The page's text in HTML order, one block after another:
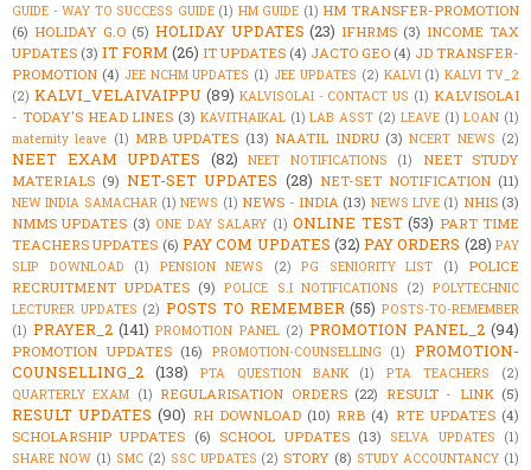
GUIDE - WAY TO SUCCESS GUIDE (1) HM GUIDE (1) HM TRANSFER-PROMOTION
(6) HOLIDAY G.O (5) HOLIDAY UPDATES (23) IFHRMS (3) INCOME TAX
UPDATES (3) IT FORM (26) IT UPDATES (4) JACTO GEO (4) JD TRANSFER-
PROMOTION (4) JEE NCHM UPDATES (1) JEE UPDATES (2) KALVI (1) KALVI TV_2
(2) KALVI_VELAIVAIPPU (89) KALVISOLAI - CONTACT US (1) KALVISOLAI
- TODAY'S HEAD LINES (3) KAVITHAIKAL (1) LAB ASST (2) LEAVE (1) LOAN (1)
maternity leave (1) MRB UPDATES (13) NAATIL INDRU (3) NCERT NEWS (2)
NEET EXAM UPDATES (82) NEET NOTIFICATIONS (1)
NEET STUDY
MATERIALS (9) NET-SET UPDATES (28) NET-SET NOTIFICATION (11)
NEW INDIA SAMACHAR (1) NEWS (1) NEWS - INDIA (13) NEWS LIVE (1) NHIS (3)
NMMS UPDATES (3) ONE DAY SALARY (1) ONLINE TEST (53) PART TIME
TEACHERS UPDATES (6) PAY COM UPDATES (32) PAY ORDERS (28) PAY
SLIP DOWNLOAD
(1) PENSION NEWS (2) PG SENIORITY LIST (1)
POLICE
RECRUITMENT UPDATES (9) POLICE S.I NOTIFICATIONS (2) POLYTECHNIC
LECTURER UPDATES (2) POSTS TO REMEMBER (55) POSTS-TO-REMEMBER
(1) PRAYER_2 (141) PROMOTION PANEL (2) PROMOTION PANEL_2 (94)
PROMOTION UPDATES (16) PROMOTION-COUNSELLING (1)
PROMOTION-
COUNSELLING_2 (138) PTA QUESTION BANK (1) PTA TEACHERS
(2)
QUARTERLY EXAM (1) REGULARISATION ORDERS (22) RESULT - LINK (5)
RESULT UPDATES (90) RH DOWNLOAD (10) RRB (4) RTE UPDATES (4)
SCHOLARSHIP UPDATES (6) SCHOOL UPDATES (13) SELVA UPDATES
(1)
SHARE NOW (1) SMC (2) SSC UPDATES (2) STORY (8) STUDY ACCOUNTANCY (1)